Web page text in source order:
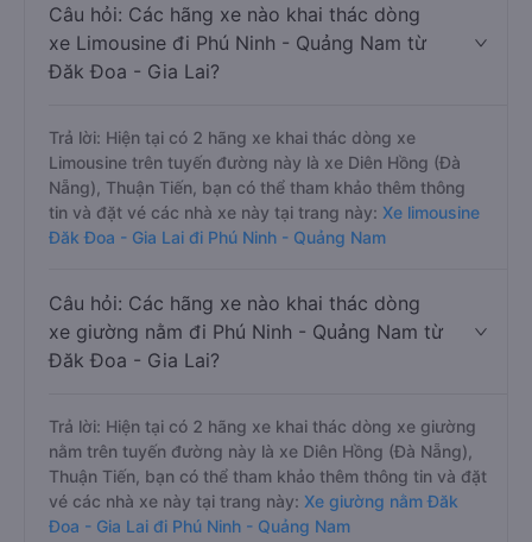
Câu hỏi: Các hãng xe nào khai thác dòng
xe Limousine đi Phú Ninh - Quảng Nam từ
Đăk Đoa - Gia Lai?
Trả lời: Hiện tại có 2 hãng xe khai thác dòng xe
Limousine trên tuyến đường này là xe Diên Hồng (Đà
Nẵng), Thuận Tiến, bạn có thể tham khảo thêm thông
tin và đặt vé các nhà xe này tại trang này: Xe limousine
Đăk Đoa - Gia Lai đi Phú Ninh - Quảng Nam
Câu hỏi: Các hãng xe nào khai thác dòng
xe giường nằm đi Phú Ninh - Quảng Nam từ
Đăk Đoa - Gia Lai?
Trả lời: Hiện tại có 2 hãng xe khai thác dòng xe giường
nằm trên tuyến đường này là xe Diên Hồng (Đà Nẵng),
Thuận Tiến, bạn có thể tham khảo thêm thông tin và đặt
vé các nhà xe này tại trang này: Xe giường nằm Đăk
Đoa - Gia Lai đi Phú Ninh - Quảng Nam